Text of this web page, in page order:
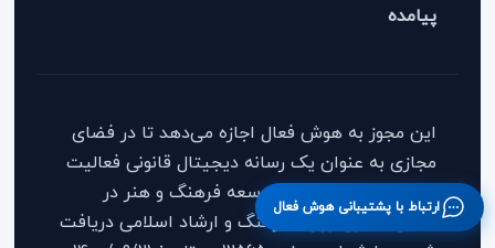
پیامده
این مجوز به هوش فعال اجازه می‌دهد تا در فضای
مجازی به عنوان یک رسانه دیجیتال قانونی فعالیت
کند. این مجوز از مرکز توسعه فرهنگ و هنر در
فضای مجازی وزارت فرهنگ و ارشاد اسلامی دریافت
ارتباط با پشتیبانی هوش فعال